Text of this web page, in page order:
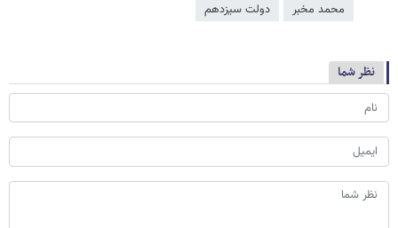
محمد مخبر دولت سیزدهم
نظر شما